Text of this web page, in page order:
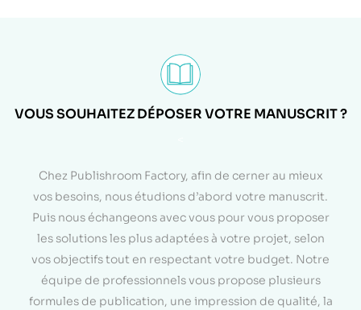
VOUS SOUHAITEZ DÉPOSER VOTRE MANUSCRIT ?
Chez Publishroom Factory, afin de cerner au mieux
vos besoins, nous étudions d’abord votre manuscrit.
Puis nous échangeons avec vous pour vous proposer
les solutions les plus adaptées à votre projet, selon
vos objectifs tout en respectant votre budget. Notre
équipe de professionnels vous propose plusieurs
formules de publication, une impression de qualité, la